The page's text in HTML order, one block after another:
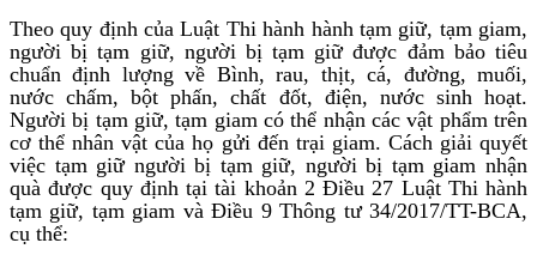
Theo quy định của Luật Thi hành hành tạm giữ, tạm giam,
người bị tạm giữ, người bị tạm giữ được đảm bảo tiêu
chuẩn định lượng về Bình, rau, thịt, cá, đường, muối,
nước chấm, bột phấn, chất đốt, điện, nước sinh hoạt.
Người bị tạm giữ, tạm giam có thể nhận các vật phẩm trên
cơ thể nhân vật của họ gửi đến trại giam. Cách giải quyết
việc tạm giữ người bị tạm giữ, người bị tạm giam nhận
quà được quy định tại tài khoản 2 Điều 27 Luật Thi hành
tạm giữ, tạm giam và Điều 9 Thông tư 34/2017/TT-BCA,
cụ thể: